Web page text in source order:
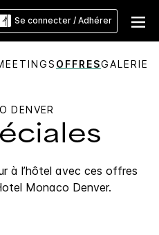
Se connecter / Adhérer
OFFRESGALERIE
DENVER
à l’hôtel avec ces offres
Monaco Denver.